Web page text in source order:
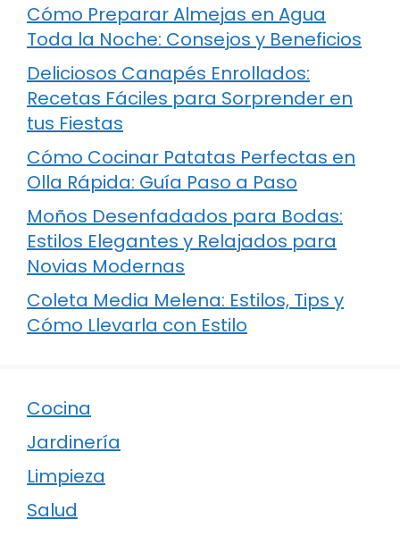
Cómo Preparar Almejas en Agua
Toda la Noche: Consejos y Beneficios
Deliciosos Canapés Enrollados:
Recetas Fáciles para Sorprender en
tus Fiestas
Cómo Cocinar Patatas Perfectas en
Olla Rápida: Guía Paso a Paso
Moños Desenfadados para Bodas:
Estilos Elegantes y Relajados para
Novias Modernas
Coleta Media Melena: Estilos, Tips y
Cómo Llevarla con Estilo
Cocina
Jardinería
Limpieza
Salud